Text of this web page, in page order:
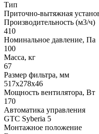
Тип
Приточно-вытяжная
Производительность (м3/ч)
410
Номинальное давление, Па
100
Масса, кг
67
Размер фильтра, мм
517x278x46
Мощность вентилятора, Вт
170
Автоматика управления
GTC Syberia 5
Монтажное положение